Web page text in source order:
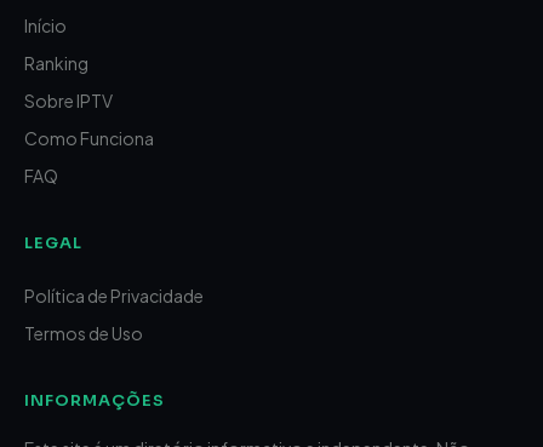
Início
Ranking
Sobre IPTV
Como Funciona
FAQ
LEGAL
Política de Privacidade
Termos de Uso
INFORMAÇÕES